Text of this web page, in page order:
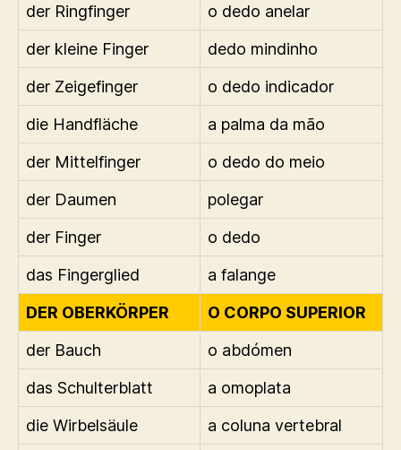
der Ringfinger
o dedo anelar
der kleine Finger
dedo mindinho
der Zeigefinger
o dedo indicador
die Handfläche
a palma da mão
der Mittelfinger
o dedo do meio
der Daumen
polegar
der Finger
o dedo
das Fingerglied
a falange
DER OBERKÖRPER
O CORPO SUPERIOR
der Bauch
o abdómen
das Schulterblatt
a omoplata
die Wirbelsäule
a coluna vertebral